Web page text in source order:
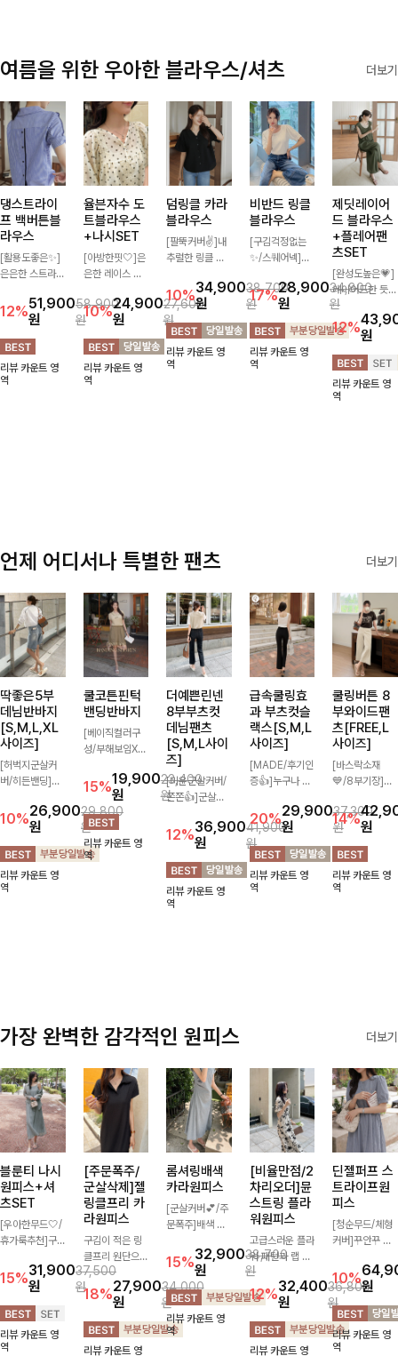
여름을 위한 우아한 블라우스/셔츠 더보기
댕스트라이
프 백버튼블
라우스
[활용도좋은✨]
은은한 스트라이
져 심플한 코디
에도 세련된 포
인트를 더해드리
며 깔끔한 스트
라이프 디테일로
유행 없이 오래
12%51,900
원
58,900
원
리뷰 카운트 영
역
율븐자수 도
트블라우스
+나시SET
[아방한핏🤍]은
은한 레이스 자
으로 사랑스러운
감성 가득 담았
으며 나시 세트
구성으로 이너
걱정없이 손쉽게
코디 가능한 블
10%24,900
원
27,600
원
리뷰 카운트 영
역
덤링클 카라
블라우스
[팔뚝커버✌]내
추럴한 링클 텍
있게 입어지는
블라우스🖤 브
이넥 카라 디자
인에 여유로운
소매핏 더해져
여리하면서도 시
10%34,900
원
38,700
원
리뷰 카운트 영
역
비반드 링클
블라우스
[구김걱정없는
✨/스퀘어넥]입
엠보 텍스처가
돋보이는 블라우
스- 여유로운 실
루엣과 물결 짜
임 소매 디테일
이 더해져 편안
17%28,900
원
34,800
원
리뷰 카운트 영
역
제딧레이어
드 블라우스
+플레어팬
츠SET
[완성도높은💗]
레이어드한 듯
자연스러운 나시
와 버튼 원피스
가 함께 구성된
세트 아이템입니
다. 코디 고민 없
이 한 벌만으로
도 내추럴하면서
12%원
리뷰 카운트 영
역
언제 어디서나 특별한 팬츠 더보기
딱좋은5부
데님반바지
[S,M,L,XL
사이즈]
[허벅지군살커
버/히든밴딩]여
와이드핏과 부담
없는 5부 기장
으로 편안하게
즐기기 좋은 데
님 팬츠 ✨ 빈티
지한 워싱감이
10%26,900
원
29,800
원
리뷰 카운트 영
역
쿨코튼핀턱
밴딩반바지
[베이직컬러구
성/부해보임X]
지는 핏으로 편
안하면서도 멋스
럽게 입어지는
밴딩 반바지🤎
넉넉한 포켓 디
테일 더해져 데
15%19,900
원
23,400
원
리뷰 카운트 영
역
더예쁜린넨
8부부츠컷
데님팬츠
[S,M,L사이
즈]
[미운군살커버/
쫀쫀👍]군살을
부츠컷 핏에 발
목이 드러나는
8부 기장으로
다리를 슬림하고
길어보이게 만들
어주며 생지 소
12%36,900
원
41,900
원
리뷰 카운트 영
역
급속쿨링효
과 부츠컷슬
랙스[S,M,L
사이즈]
[MADE/후기인
증👍]누구나 갖
스:)베이직하지
만 부츠컷으로
이쁜 핏 연출은
물론,쫀쫀한 스
판끼로 하루종일
편안하게!
20%29,900
원
37,300
원
리뷰 카운트 영
역
쿨링버튼 8
부와이드팬
츠[FREE,L
사이즈]
[바스락소재
💙/8부기장]사
일이 은은한 포
인트가 되어주는
와이드 팬츠입니
다. 여유롭게 떨
어지는 실루엣과
가볍게 바스락거
14%원
리뷰 카운트 영
역
가장 완벽한 감각적인 원피스 더보기
블룬티 나시
원피스+셔
츠SET
[우아한무드🤍/
휴가룩추천]구
소재의 나시원피
스+셔츠 조합으
로 코디 걱정없
이 여성스럽고
편안하게 즐길
수 있는 아이템
15%31,900
원
37,500
원
리뷰 카운트 영
역
[주문폭주/
군살삭제]젤
링클프리 카
라원피스
구김이 적은 링
클프리 원단으로
항상 깔끔하게
착용 가능하며
일자로 떨어지는
넉넉한 핏으로
군살을 완벽히
커버해주는 원피
18%27,900
원
34,000
원
리뷰 카운트 영
롬셔링배색
카라원피스
[군살커버💕/주
문폭주]배색 카
패턴으로 캐주얼
한 무드를 더한
롱 원피스 🖤 셔
링 디테일과 쫀
쫀한 스판 소재
로 편안하면서도
15%32,900
원
38,700
원
리뷰 카운트 영
역
[비율만점/2
차리오더]뮨
스트링 플라
워원피스
고급스러운 플라
워 패턴과 랩 디
자인으로 여성스
러우면서 세련된
분위기를 더해주
며 스트링이 내
장되어있어 슬림
하게 핏을 조절
12%32,400
원
36,800
원
리뷰 카운트 영
딘젤퍼프 스
트라이프원
피스
[청순무드/체형
커버]꾸안꾸 무
볍고 산뜻한 착
용감으로 여름
내내 손이 자주
가는 원피스예
요- 은은한 스트
라이프 패턴과
10%원
리뷰 카운트 영
역